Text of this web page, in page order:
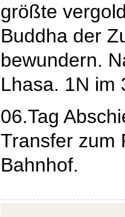
größte
Buddha der
bewundern.
Lhasa. 1N im
06.Tag
Transfer zum
Bahnhof.